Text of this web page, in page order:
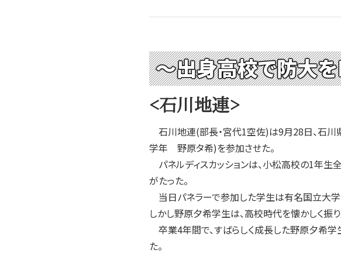
～出身高校で防大
<石川地連>
石川地連(部長・宮代1空佐)は9月28日、石川
学年 野原タ希)を参加させた。
パネルディスカッションは、小松高校の1年
がたった。
当日パネラーで参加した学生は有名国立大学
しかし野原夕希学生は、高校時代を懐かしく振
卒業4年間で、すばらしく成長した野原夕希
た。